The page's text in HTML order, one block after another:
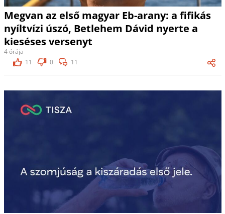
Megvan az első magyar Eb-arany: a fifikás
nyíltvízi úszó, Betlehem Dávid nyerte a
kieséses versenyt
4 órája
11
0 11